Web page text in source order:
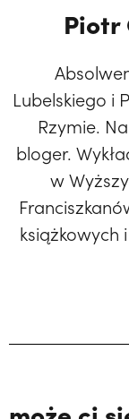
Piotr
Lubelskiego i
Rzymie.
bloger.
w
książkowych